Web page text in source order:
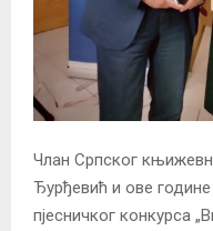
Члан Српског
Ђурђевић и ове
пјесничког конкурса